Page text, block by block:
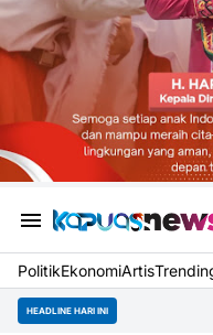
PolitikEkonomiArtis
HEADLINE HARI INI